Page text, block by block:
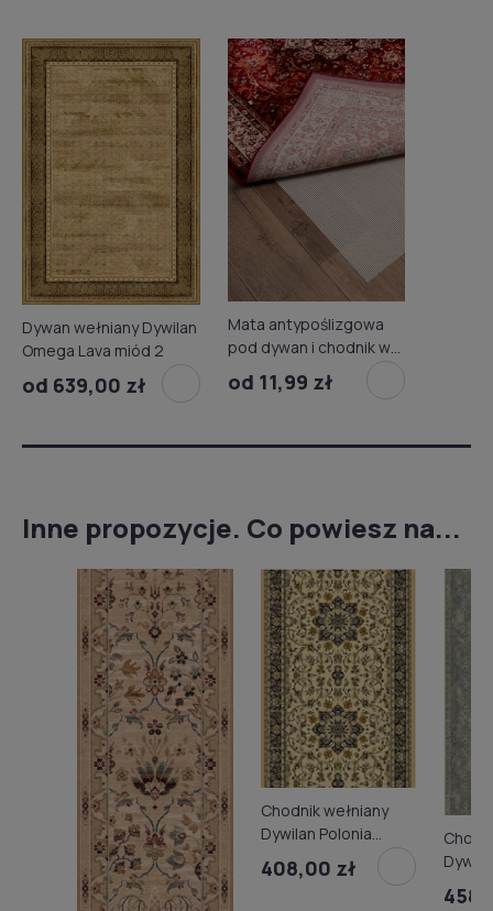
Dywan wełniany Dywilan
Omega Lava miód 2
od 639,00 zł
Mata antypoślizgowa
pod dywan i chodnik w
rolce
od 11,99 zł
Inne propozycje. Co powiesz na...
Chodnik wełniany
Dywilan Polonia
Kordoba sepia 3
408,00 zł